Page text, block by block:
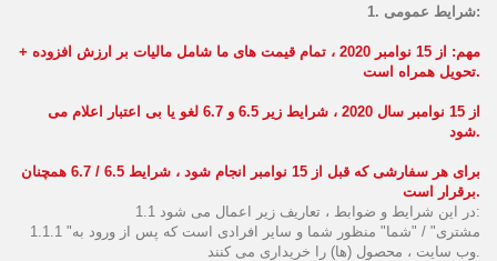
1. شرایط عمومی:
مهم:
از 15 نوامبر 2020 ، تمام قیمت های ما شامل مالیات بر ارزش افزوده +
تحویل همراه است.
از 15 نوامبر سال 2020 ، شرایط زیر 6.5 و 6.7 لغو یا بی اعتبار اعلام می
شود.
برای هر سفارشی که قبل از 15 نوامبر انجام شود ، شرایط 6.5 / 6.7 همچنان
برقرار است.
1.1 در این شرایط و ضوابط ، تعاریف زیر اعمال می شود:
1.1.1 "مشتری" / "شما" منظور شما و سایر افرادی است که پس از ورود به
وب سایت ، محصول (ها) را خریداری می کنند.